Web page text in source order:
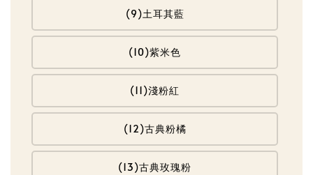
(9)土耳其藍
(10)紫米色
(11)淺粉紅
(12)古典粉橘
(13)古典玫瑰粉